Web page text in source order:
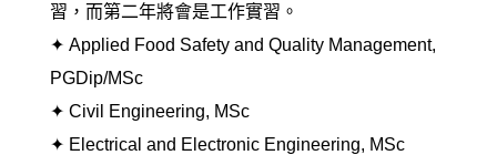
習，而第二年將會是工作實習。
✦ Applied Food Safety and Quality Management,
PGDip/MSc
✦ Civil Engineering, MSc
✦ Electrical and Electronic Engineering, MSc